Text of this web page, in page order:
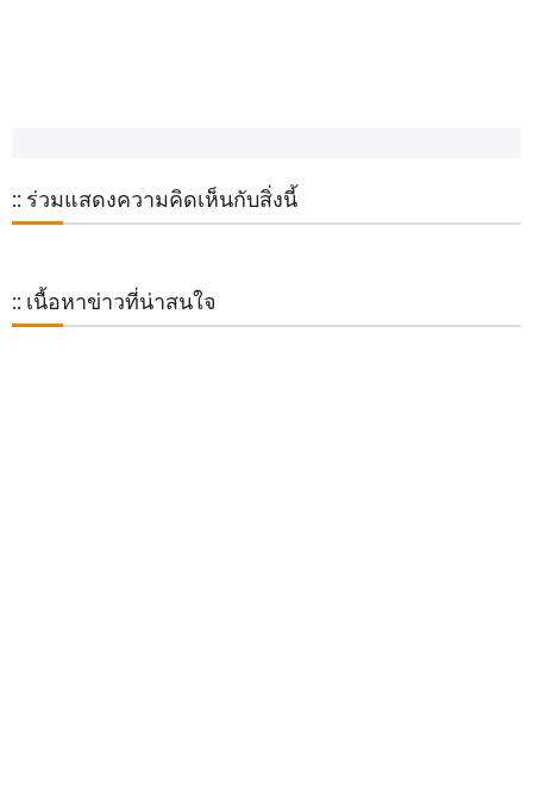
:: ร่วมแสดงความคิดเห็นกับสิ่งนี้
:: เนื้อหาข่าวที่น่าสนใจ